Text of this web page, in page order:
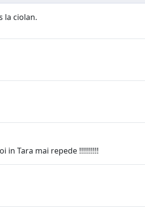
la ciolan.
in Tara mai repede !!!!!!!!!!